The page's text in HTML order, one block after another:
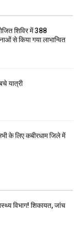
शिविर में 388
से किया गया लाभान्वित
यात्री
के लिए कबीरधाम जिले में
विभाग! शिकायत, जांच